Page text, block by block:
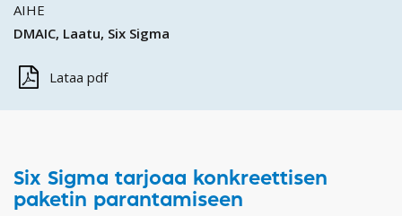
AIHE
DMAIC Laatu Six Sigma
Lataa pdf
Six Sigma tarjoaa konkreettisen
paketin parantamiseen